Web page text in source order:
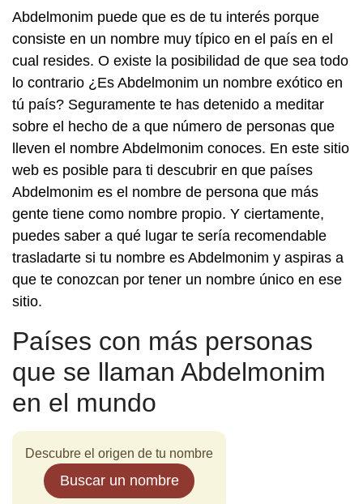
Abdelmonim puede que es de tu interés porque
consiste en un nombre muy típico en el país en el
cual resides. O existe la posibilidad de que sea todo
lo contrario ¿Es Abdelmonim un nombre exótico en
tú país? Seguramente te has detenido a meditar
sobre el hecho de a que número de personas que
lleven el nombre Abdelmonim conoces. En este sitio
web es posible para ti descubrir en que países
Abdelmonim es el nombre de persona que más
gente tiene como nombre propio. Y ciertamente,
puedes saber a qué lugar te sería recomendable
trasladarte si tu nombre es Abdelmonim y aspiras a
que te conozcan por tener un nombre único en ese
sitio.
Países con más personas
que se llaman Abdelmonim
en el mundo
Descubre el origen de tu nombre
Buscar un nombre